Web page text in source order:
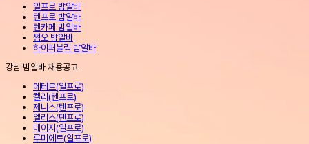
일프로 밤알바
텐프로 밤알바
텐카페 밤알바
쩜오 밤알바
하이퍼블릭 밤알바
강남 밤알바 채용공고
에테르(일프로)
켈리 (텐프로)
제니스(텐프로)
엘리스(텐프로)
데이지 (일프로)
루미에르(일프로)